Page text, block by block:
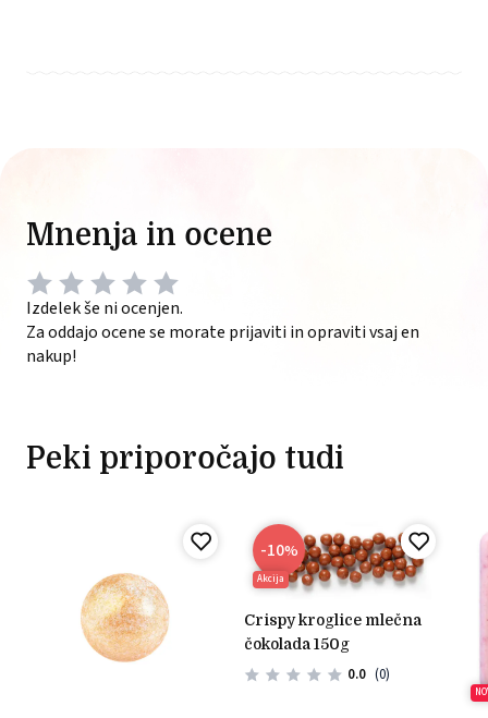
Mnenja in ocene
Izdelek še ni ocenjen.
Za oddajo ocene se morate prijaviti in opraviti vsaj en
nakup!
Peki priporočajo tudi
-10%
Akcija
crispy kroglice mlečna
čokolada 150g
0.0 (0)